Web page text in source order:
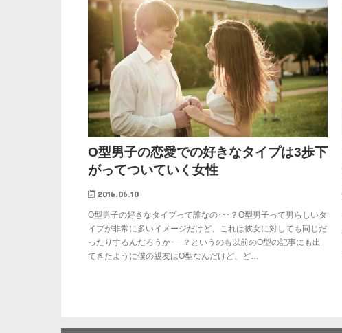
O型男子の恋愛での好きなタイプは3歩下
がってついていく女性
2016.06.10
O型男子の好きなタイプって誰なの･･･？O型男子って男らしいタ
イプが非常に多いイメージだけど、これは彼女に対しても同じだ
ったりするんだろうか･･･？というのも以前のO型の記事にも出
てきたように僕の親友はO型なんだけど、ど…